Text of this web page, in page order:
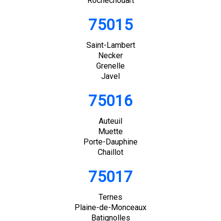
75015
Saint-Lambert
Necker
Grenelle
Javel
75016
Auteuil
Muette
Porte-Dauphine
Chaillot
75017
Ternes
Plaine-de-Monceaux
Batignolles